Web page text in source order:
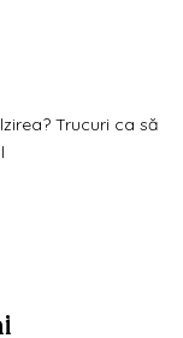
Trucuri ca să